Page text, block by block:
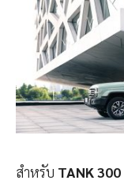
สำหรับ TANK 300